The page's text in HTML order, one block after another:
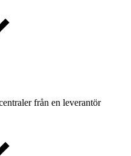
från en leverantör